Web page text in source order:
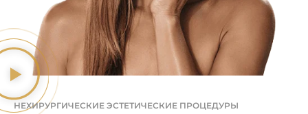
НЕХИРУРГИЧЕСКИЕ ЭСТЕТИЧЕСКИЕ ПРОЦЕДУРЫ